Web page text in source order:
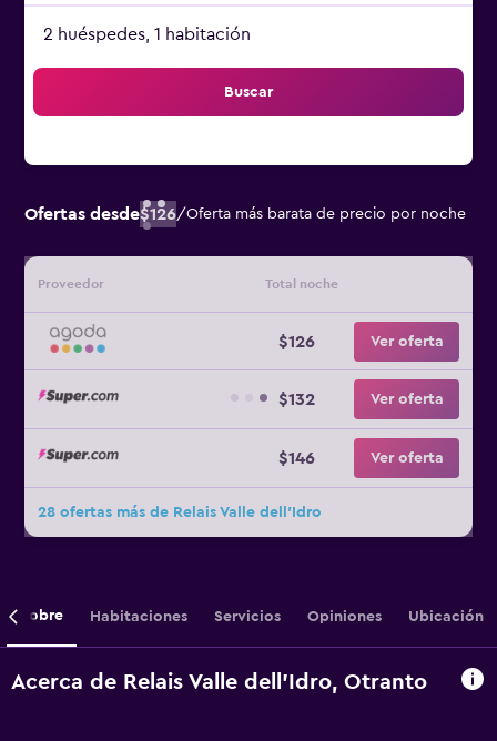
2 huéspedes, 1 habitación
Buscar
Ofertas desde$126/Oferta más barata de precio por noche
Proveedor Total noche
$126 Ver oferta
$132 Ver oferta
$146 Ver oferta
28 ofertas más de Relais Valle dell'Idro
Sobre Habitaciones Servicios Opiniones Ubicación
Acerca de Relais Valle dell'Idro, Otranto